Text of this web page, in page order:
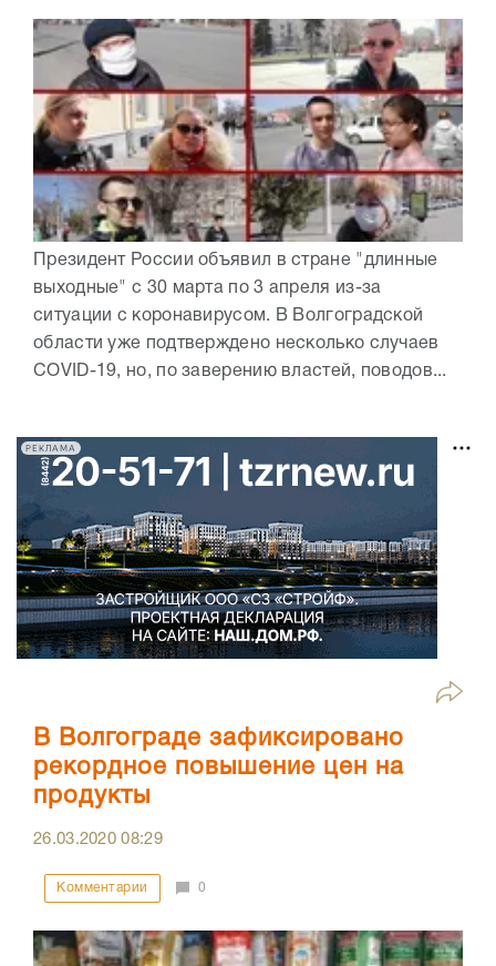
Президент России объявил в стране "длинные
выходные" с 30 марта по 3 апреля из-за
ситуации с коронавирусом. В Волгоградской
области уже подтверждено несколько случаев
COVID-19, но, по заверению властей, поводов...
РЕКЛАМА
В Волгограде зафиксировано
рекордное повышение цен на
продукты
26.03.202008:29
Комментарии 0